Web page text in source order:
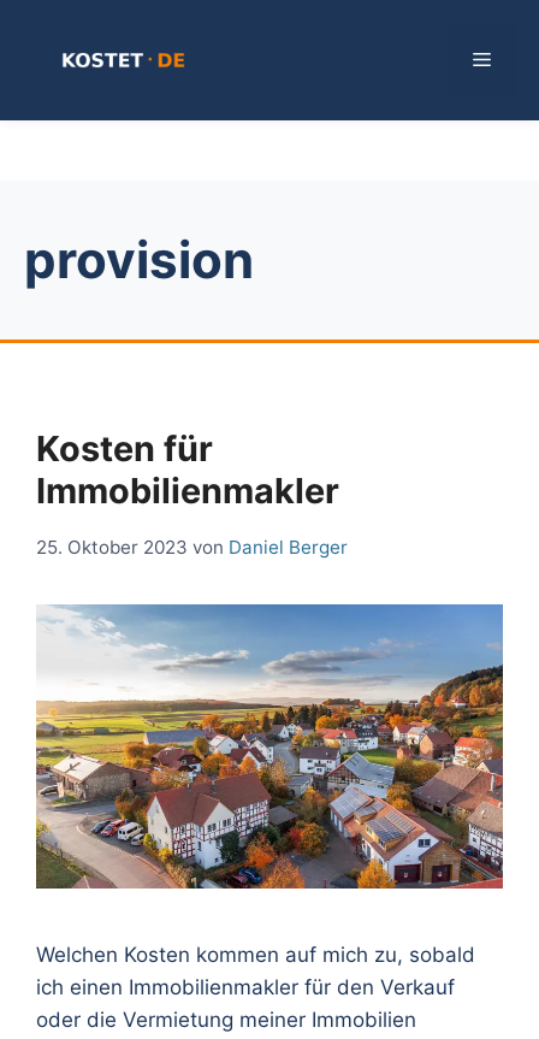
Menü
provision
Kosten für
Immobilienmakler
25. Oktober 2023 von Daniel Berger
Welchen Kosten kommen auf mich zu, sobald
ich einen Immobilienmakler für den Verkauf
oder die Vermietung meiner Immobilien